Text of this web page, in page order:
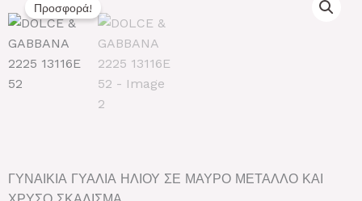
Προσφορά!
ΓΥΝΑΙΚΙΑ ΓΥΑΛΙΑ ΗΛΙΟΥ ΣΕ ΜΑΥΡΟ ΜΕΤΑΛΛΟ ΚΑΙ